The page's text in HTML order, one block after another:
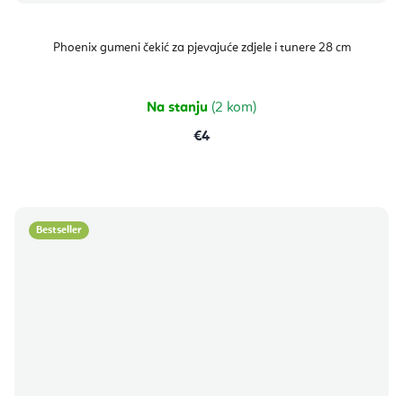
Phoenix gumeni čekić za pjevajuće zdjele i tunere 28 cm
Na stanju (2 kom)
€4
Bestseller